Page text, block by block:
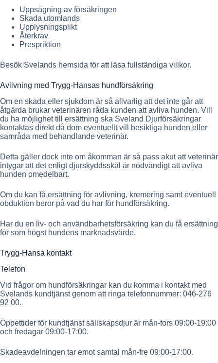
Uppsägning av försäkringen
Skada utomlands
Upplysningsplikt
Återkrav
Prespriktion
Besök Svelands hemsida för att läsa fullständiga villkor.
Avlivning med Trygg-Hansas hundförsäkring
Om en skada eller sjukdom är så allvarlig att det inte går att
åtgärda brukar veterinären råda kunden att avliva hunden. Vill
du ha möjlighet till ersättning ska Sveland Djurförsäkringar
kontaktas direkt då dom eventuellt vill besiktiga hunden eller
samråda med behandlande veterinär.
Detta gäller dock inte om åkomman är så pass akut att veterinär
intygar att det enligt djurskyddsskäl är nödvändigt att avliva
hunden omedelbart.
Om du kan få ersättning för avlivning, kremering samt eventuell
obduktion beror på vad du har för hundförsäkring.
Har du en liv- och användbarhetsförsäkring kan du få ersättning
för som högst hundens marknadsvärde.
Trygg-Hansa kontakt
Telefon
Vid frågor om hundförsäkringar kan du komma i kontakt med
Svelands kundtjänst genom att ringa telefonnummer: 046-276
92 00.
Öppettider för kundtjänst sällskapsdjur är mån-tors 09:00-19:00
och fredagar 09:00-17:00.
Skadeavdelningen tar emot samtal mån-fre 09:00-17:00.